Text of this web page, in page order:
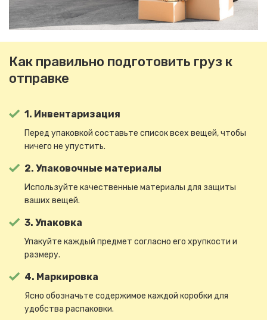
Как правильно подготовить груз к
отправке
1. Инвентаризация
Перед упаковкой составьте список всех вещей, чтобы
ничего не упустить.
2. Упаковочные материалы
Используйте качественные материалы для защиты
ваших вещей.
3. Упаковка
Упакуйте каждый предмет согласно его хрупкости и
размеру.
4. Маркировка
Ясно обозначьте содержимое каждой коробки для
удобства распаковки.